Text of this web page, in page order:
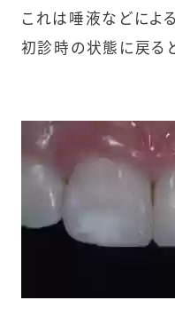
これは唾液などによ
初診時の状態に戻る